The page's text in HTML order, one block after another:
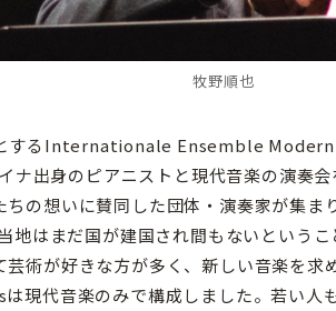
牧野順也
とするInternationale Ensemble
ナ出身のピアニストと現代音楽の演奏
ちの想いに賛同した団体・演奏家が集
地はまだ国が建国され間もないという
芸術が好きな方が多く、新しい音楽を
現代音楽のみで構成しました。若い人